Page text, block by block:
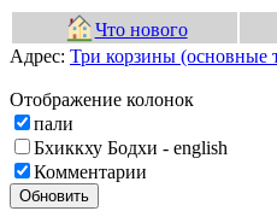
Что нового
Адрес: Три корзины (основные
Отображение колонок
пали
Бхиккху Бодхи - english
Комментарии
Обновить